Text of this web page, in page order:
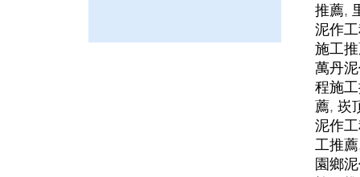
推薦,
泥作
施工
萬丹
程施
薦, 崁
泥作
工推薦
園鄉